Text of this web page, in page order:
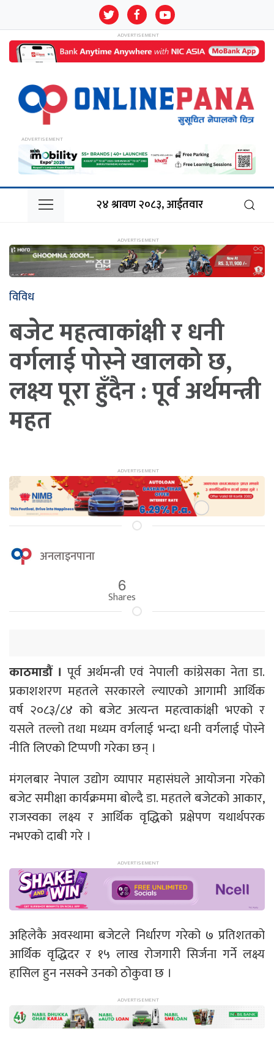
२४ श्रावण २०८३, आईतवार
विविध
बजेट महत्वाकांक्षी र धनी
वर्गलाई पोस्ने खालको छ,
लक्ष्य पूरा हुँदैन : पूर्व अर्थमन्त्री
महत
अनलाइनपाना
6
Shares
काठमाडौं । पूर्व अर्थमन्त्री एवं नेपाली कांग्रेसका नेता डा.
प्रकाशशरण महतले सरकारले ल्याएको आगामी आर्थिक
वर्ष २०८३/८४ को बजेट अत्यन्त महत्वाकांक्षी भएको र
यसले तल्लो तथा मध्यम वर्गलाई भन्दा धनी वर्गलाई पोस्ने
नीति लिएको टिप्पणी गरेका छन् ।
मंगलबार नेपाल उद्योग व्यापार महासंघले आयोजना गरेको
बजेट समीक्षा कार्यक्रममा बोल्दै डा. महतले बजेटको आकार,
राजस्वका लक्ष्य र आर्थिक वृद्धिको प्रक्षेपण यथार्थपरक
नभएको दाबी गरे ।
अहिलेकै अवस्थामा बजेटले निर्धारण गरेको ७ प्रतिशतको
आर्थिक वृद्धिदर र १५ लाख रोजगारी सिर्जना गर्ने लक्ष्य
हासिल हुन नसक्ने उनको ठोकुवा छ ।